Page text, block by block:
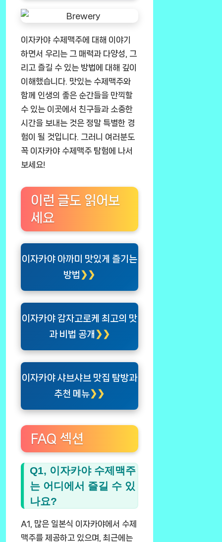
이자카야 수제맥주에 대해 이야기
하면서 우리는 그 매력과 다양성, 그
리고 즐길 수 있는 방법에 대해 깊이
이해했습니다. 맛있는 수제맥주와
함께 인생의 좋은 순간들을 만끽할
수 있는 이곳에서 친구들과 소중한
시간을 보내는 것은 정말 특별한 경
험이 될 것입니다. 그러니 여러분도
꼭 이자카야 수제맥주 탐험에 나서
보세요!
이런 글도 읽어보
세요
이자카야 아까미 맛있게 즐기는
방법
이자카야 감자고로케 최고의 맛
과 비법 공개
이자카야 샤브샤브 맛집 탐방과
추천 메뉴
FAQ 섹션
Q1, 이자카야 수제맥주
는 어디에서 즐길 수 있
나요?
A1, 많은 일본식 이자카야에서 수제
맥주를 제공하고 있으며, 최근에는